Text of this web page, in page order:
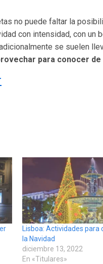
no puede faltar la
con intensidad, con
se suelen
para conocer
Lisboa: Actividades para
la Navidad
diciembre 13, 2022
En «Titulares»